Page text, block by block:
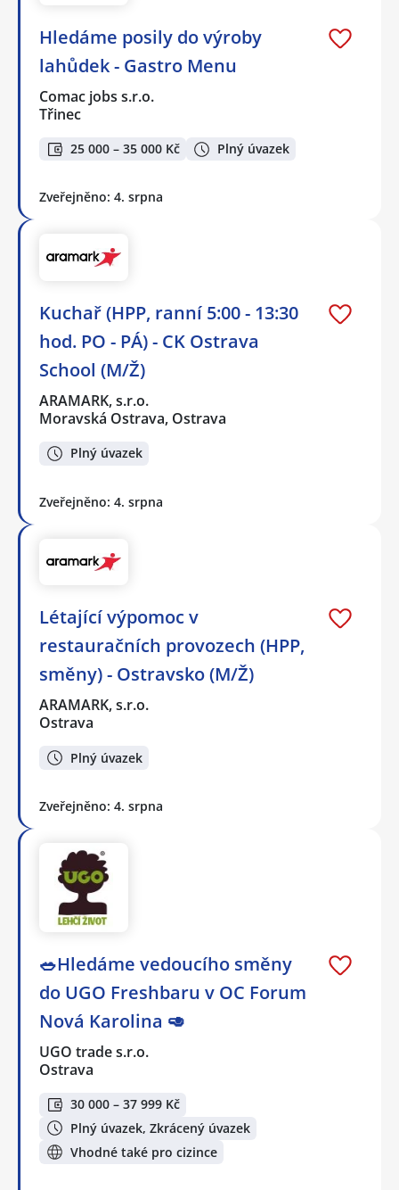
Hledáme posily do výroby
lahůdek - Gastro Menu
Comac jobs s.r.o.
Třinec
25 000 – 35 000 Kč Plný úvazek
Zveřejněno: 4. srpna
Kuchař (HPP, ranní 5:00 - 13:30
hod. PO - PÁ) - CK Ostrava
School (M/Ž)
ARAMARK, s.r.o.
Moravská Ostrava, Ostrava
Plný úvazek
Zveřejněno: 4. srpna
Létající výpomoc v
restauračních provozech (HPP,
směny) - Ostravsko (M/Ž)
ARAMARK, s.r.o.
Ostrava
Plný úvazek
Zveřejněno: 4. srpna
🥗Hledáme vedoucího směny
do UGO Freshbaru v OC Forum
Nová Karolina 🥑
UGO trade s.r.o.
Ostrava
30 000 – 37 999 Kč
Plný úvazek, Zkrácený úvazek
Vhodné také pro cizince